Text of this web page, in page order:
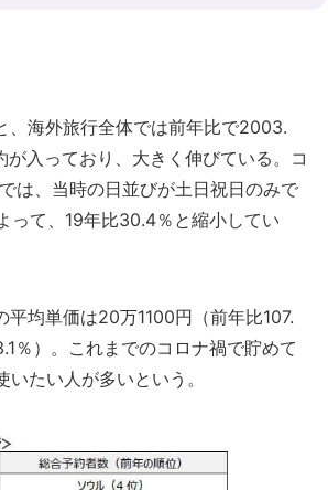
、海外旅行全体では前年比で2003.
入っており、大きく伸びている。コ
は、当時の日並びが土日祝日のみで
って、19年比30.4％と縮小してい
均単価は20万1100円（前年比107.
％）。これまでのコロナ禍で貯めて
たい人が多いという。